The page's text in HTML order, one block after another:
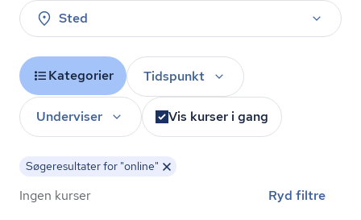
Sted
Kategorier Tidspunkt
Underviser Vis kurser i gang
Søgeresultater for "online"
Ingen kurser Ryd filtre